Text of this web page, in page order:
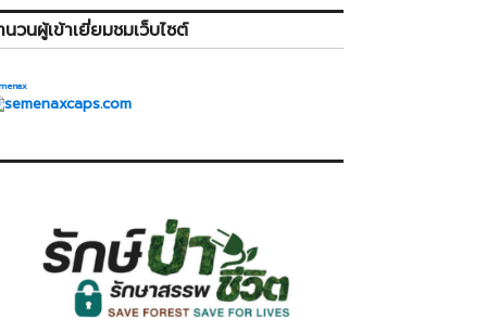
นวนผู้เข้าเยี่ยมชมเว็บไซต์